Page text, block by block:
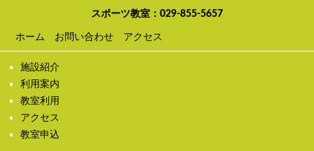
スポーツ教室： 029-855-5657
ホーム お問い合わせ アクセス
施設紹介
利用案内
教室利用
アクセス
教室申込